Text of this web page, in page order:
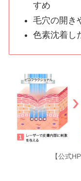
すめ
毛穴の開き
色素沈着し
【公式HP